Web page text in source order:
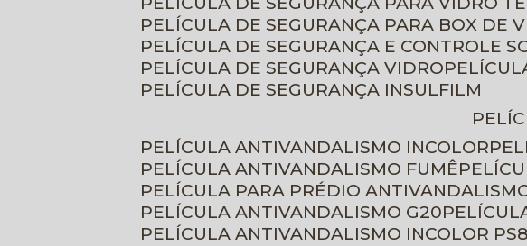
PELÍCULA DE SEGURANÇA PARA BOX DE
PELÍCULA DE SEGURANÇA E CONTROLE
PELÍCULA DE SEGURANÇA VIDRO
PELÍCULA DE SEGURANÇA INSULFILM
PELÍCULA ANTIVANDALISMO INCOLOR
PELÍCULA ANTIVANDALISMO FUMÊ
PELÍCULA PARA PRÉDIO
PELÍCULA ANTIVANDALISMO G20
PELÍCULA ANTIVANDALISMO INCOLOR PS8